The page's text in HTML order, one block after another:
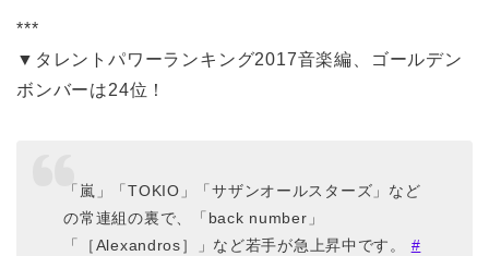
***
▼タレントパワーランキング2017音楽編、ゴールデン
ボンバーは24位！
「嵐」「TOKIO」「サザンオールスターズ」など
の常連組の裏で、「back number」
「［Alexandros］」など若手が急上昇中です。 #